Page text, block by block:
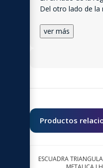
Del otro lado de la
ver más
Productos
ESCUADRA